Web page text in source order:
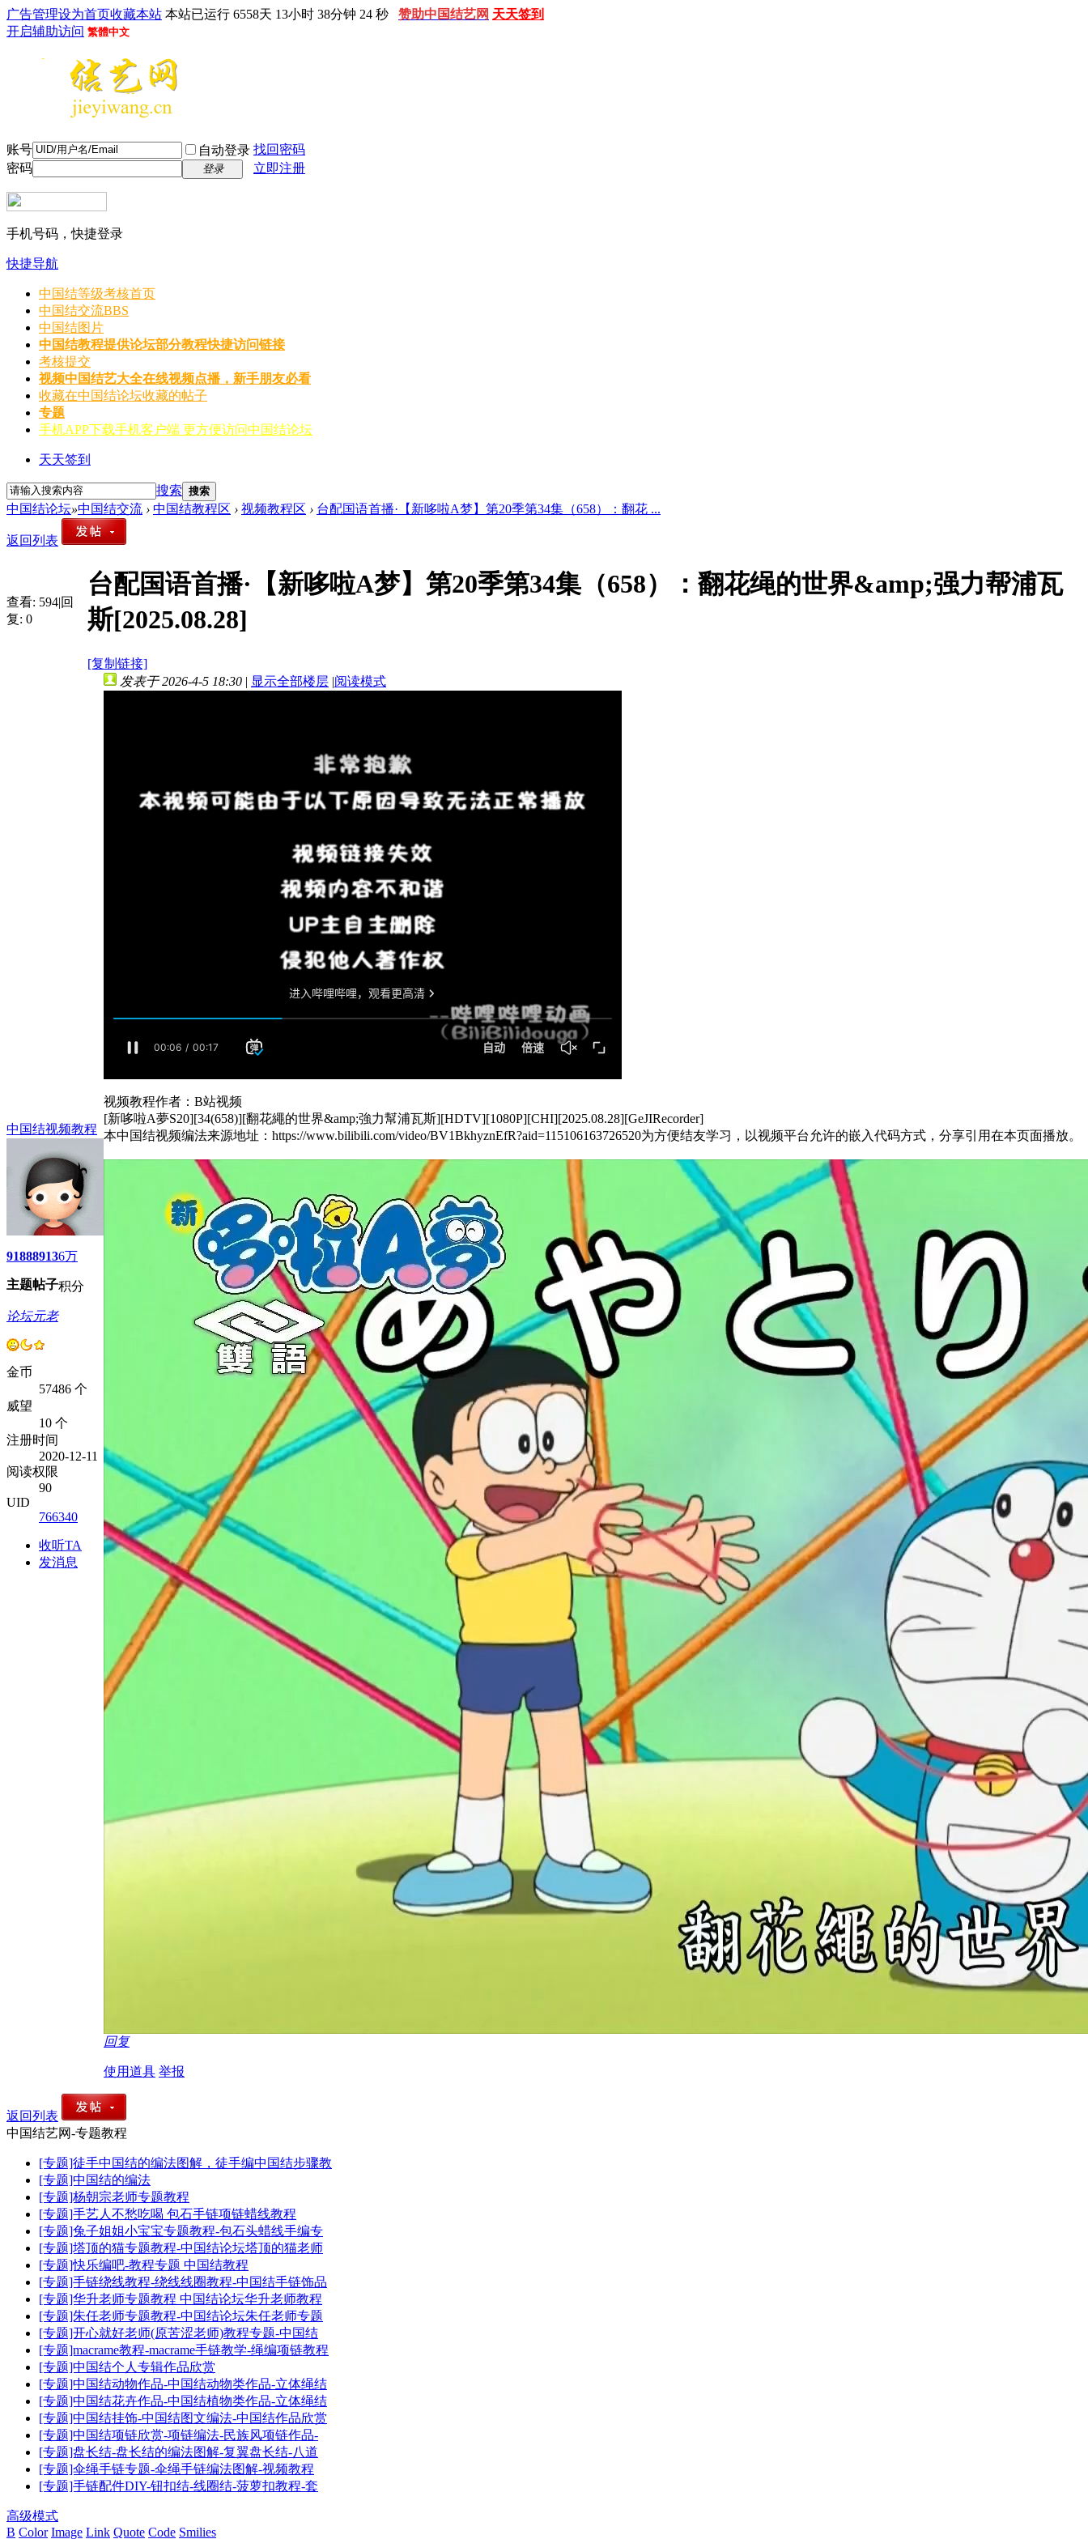
广告管理设为首页收藏本站 本站已运行 6558天 13小时 38分钟 25 秒 赞助中国结艺网 天天签到
开启辅助访问 繁體中文
账号 自动登录 找回密码
密码
登录 立即注册
手机号码，快捷登录
快捷导航
中国结等级考核首页
中国结交流BBS
中国结图片
中国结教程提供论坛部分教程快捷访问链接
考核提交
视频中国结艺大全在线视频点播，新手朋友必看
收藏在中国结论坛收藏的帖子
专题
手机APP下载手机客户端 更方便访问中国结论坛
天天签到
搜索 搜索
中国结论坛»中国结交流 › 中国结教程区 › 视频教程区 › 台配国语首播·【新哆啦A梦】第20季第34集（658）：翻花 ...
返回列表
查看: 594|回
复: 0
台配国语首播·【新哆啦A梦】第20季第34集（658）：翻花绳的世界&amp;强力帮浦瓦
斯[2025.08.28]
[复制链接]
中国结视频教程
9188
主题
8913
帖子
6万
积分
论坛元老
金币
57486 个
威望
10 个
注册时间
2020-12-11
阅读权限
90
UID
766340
收听TA
发消息
发表于 2026-4-5 18:30 | 显示全部楼层 |阅读模式
视频教程作者：B站视频
[新哆啦A夢S20][34(658)][翻花繩的世界&amp;強力幫浦瓦斯][HDTV][1080P][CHI][2025.08.28][GeJIRecorder]
本中国结视频编法来源地址：https://www.bilibili.com/video/BV1BkhyznEfR?aid=115106163726520为方便结友学习，以视频平台允许的嵌入代码方式，分享引用在本页面播放。
回复
使用道具 举报
返回列表
中国结艺网-专题教程
[专题]徒手中国结的编法图解，徒手编中国结步骤教
[专题]中国结的编法
[专题]杨朝宗老师专题教程
[专题]手艺人不愁吃喝 包石手链项链蜡线教程
[专题]兔子姐姐小宝宝专题教程-包石头蜡线手编专
[专题]塔顶的猫专题教程-中国结论坛塔顶的猫老师
[专题]快乐编吧-教程专题 中国结教程
[专题]手链绕线教程-绕线线圈教程-中国结手链饰品
[专题]华升老师专题教程 中国结论坛华升老师教程
[专题]朱任老师专题教程-中国结论坛朱任老师专题
[专题]开心就好老师(原苦涩老师)教程专题-中国结
[专题]macrame教程-macrame手链教学-绳编项链教程
[专题]中国结个人专辑作品欣赏
[专题]中国结动物作品-中国结动物类作品-立体绳结
[专题]中国结花卉作品-中国结植物类作品-立体绳结
[专题]中国结挂饰-中国结图文编法-中国结作品欣赏
[专题]中国结项链欣赏-项链编法-民族风项链作品-
[专题]盘长结-盘长结的编法图解-复翼盘长结-八道
[专题]伞绳手链专题-伞绳手链编法图解-视频教程
[专题]手链配件DIY-钮扣结-线圈结-菠萝扣教程-套
高级模式
B Color Image Link Quote Code Smilies